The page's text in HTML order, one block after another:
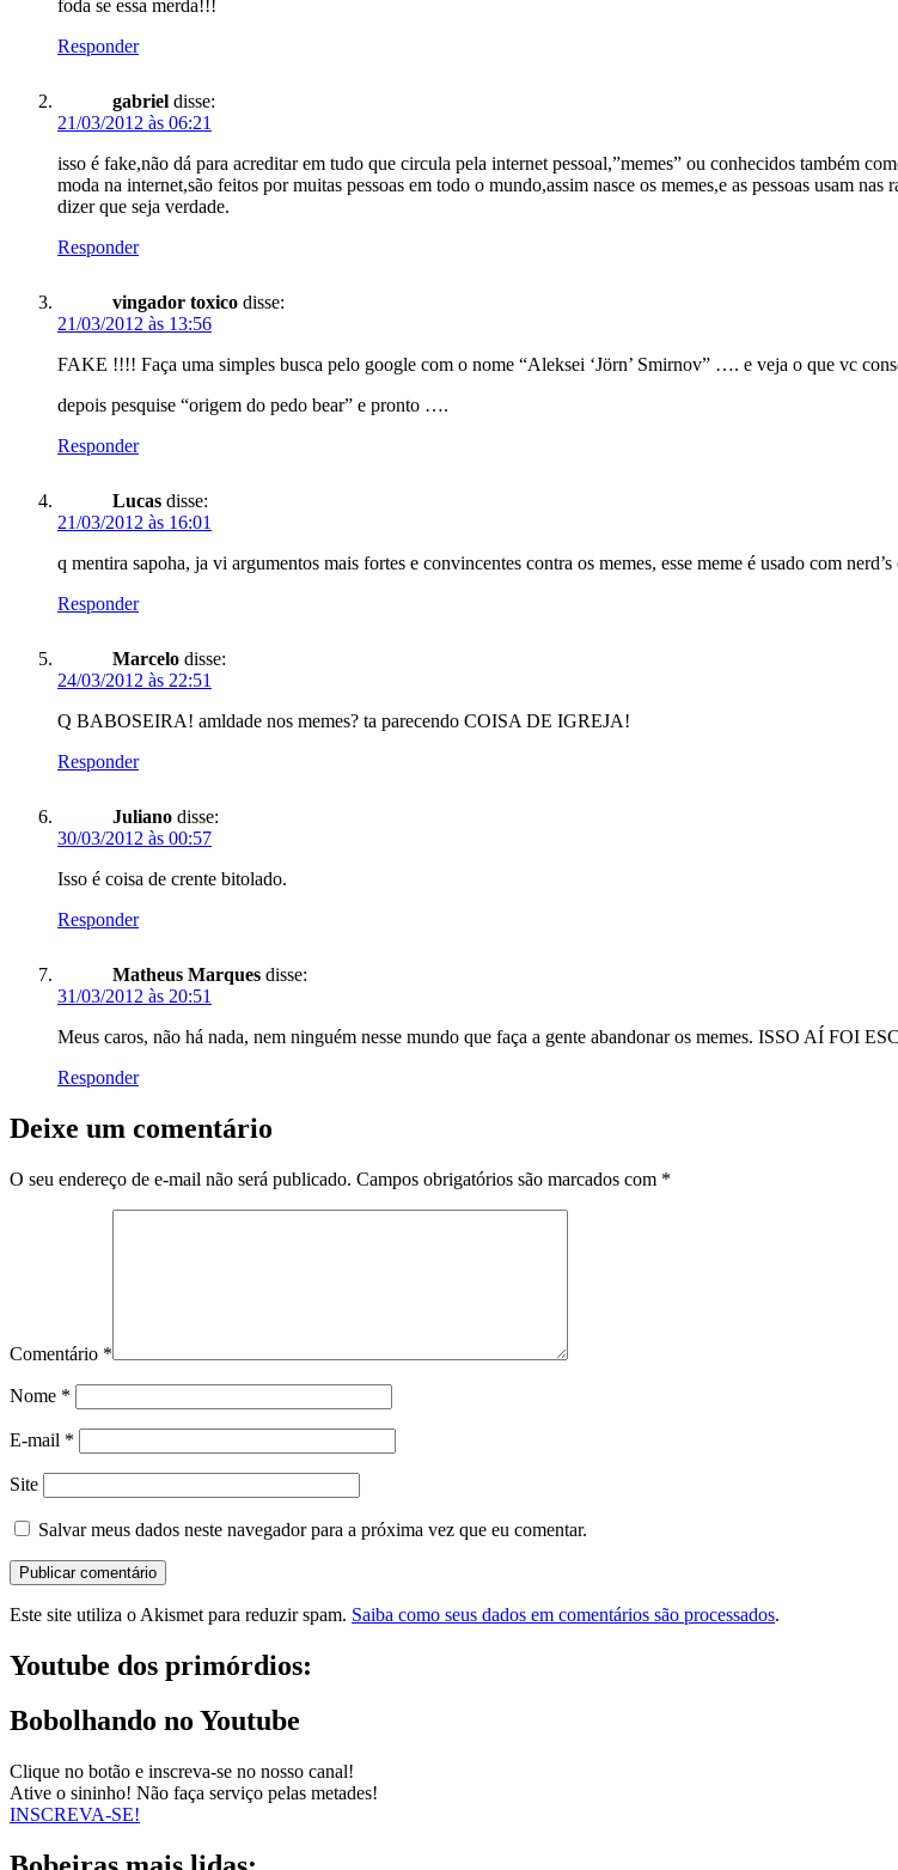
foda se essa merda!!!
Responder
gabriel disse:
21/03/2012 às 06:21
isso é fake,não dá para acreditar em tudo que circula pela internet pessoal,”memes” ou conhecidos também
moda na internet,são feitos por muitas pessoas em todo o mundo,assim nasce os memes,e as pessoas usam
dizer que seja verdade.
Responder
vingador toxico disse:
21/03/2012 às 13:56
FAKE !!!! Faça uma simples busca pelo google com o nome “Aleksei ‘Jörn’ Smirnov” …. e veja o que vc
depois pesquise “origem do pedo bear” e pronto ….
Responder
Lucas disse:
21/03/2012 às 16:01
q mentira sapoha, ja vi argumentos mais fortes e convincentes contra os memes, esse meme é usado com
Responder
Marcelo disse:
24/03/2012 às 22:51
Q BABOSEIRA! amldade nos memes? ta parecendo COISA DE IGREJA!
Responder
Juliano disse:
30/03/2012 às 00:57
Isso é coisa de crente bitolado.
Responder
Matheus Marques disse:
31/03/2012 às 20:51
Meus caros, não há nada, nem ninguém nesse mundo que faça a gente abandonar os memes. ISSO AÍ
Responder
Deixe um comentário
O seu endereço de e-mail não será publicado. Campos obrigatórios são marcados com *
Comentário *
Nome *
E-mail *
Site
Salvar meus dados neste navegador para a próxima vez que eu comentar.
Este site utiliza o Akismet para reduzir spam. Saiba como seus dados em comentários são processados.
Youtube dos primórdios:
Bobolhando no Youtube
Clique no botão e inscreva-se no nosso canal!
Ative o sininho! Não faça serviço pelas metades!
INSCREVA-SE!